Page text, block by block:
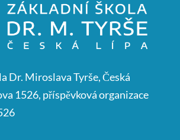
Dr. Miroslava Tyrše, Česká
1526, příspěvková organizace